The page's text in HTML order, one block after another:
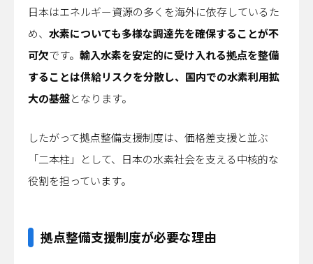
日本はエネルギー資源の多くを海外に依存しているた
め、 水素についても多様な調達先を確保することが不
可欠です。 輸入水素を安定的に受け入れる拠点を整備
することは供給リスクを分散し、国内での水素利用拡
大の基盤となります。
したがって拠点整備支援制度は、価格差支援と並ぶ
「二本柱」として、日本の水素社会を支える中核的な
役割を担っています。
拠点整備支援制度が必要な理由